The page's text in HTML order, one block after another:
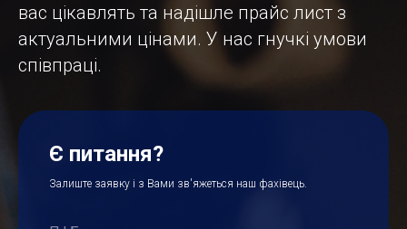
вас цікавлять та надішле прайс лист з
актуальними цінами. У нас гнучкі умови
співпраці.
Є питання?
Залиште заявку і з Вами зв'яжеться наш фахівець.